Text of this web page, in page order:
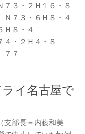
３・２Ｈ１６・８
７３・６Ｈ８・４
Ｈ８・４
・２Ｈ４・８
７７
イ名古屋で
支部長＝内藤和美